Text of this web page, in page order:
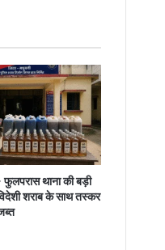
थाना की बड़ी
शराब के साथ तस्कर